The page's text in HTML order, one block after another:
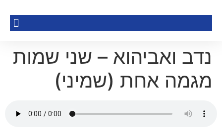
נדב ואביהוא – שני שמות
מגמה אחת (שמיני)